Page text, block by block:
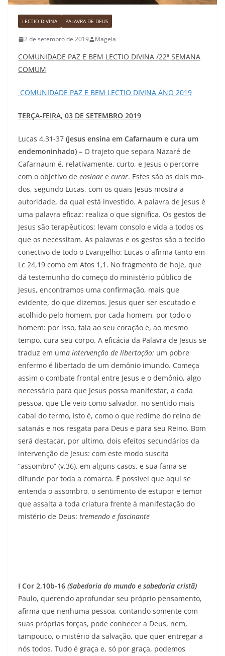
LECTIO DIVINA PALAVRA DE DEUS
2 de setembro de 2019 Magela
COMUNIDADE PAZ E BEM LECTIO DIVINA /22ª SEMANA
COMUM
COMUNIDADE PAZ E BEM LECTIO DIVINA ANO 2019
TERÇA-FEIRA, 03 DE SETEMBRO 2019
Lucas 4,31-37 (Jesus ensina em Cafarnaum e cura um
endemoninhado) – O trajeto que separa Nazaré de
Cafarnaum é, re­lativamente, curto, e Jesus o percorre
com o objetivo de ensinar e curar. Estes são os dois mo­
dos, segundo Lucas, com os quais Jesus mostra a
autoridade, da qual está investido. A palavra de Jesus é
uma palavra eficaz: realiza o que significa. Os gestos de
Jesus são terapêuticos: levam consolo e vida a todos os
que os necessitam. As palavras e os gestos são o tecido
conectivo de todo o Evangelho: Lucas o afirma tanto em
Lc 24,19 como em Atos 1,1. No fragmento de hoje, que
dá tes­temunho do começo do ministério público de
Jesus, encontramos uma confirmação, mais que
evidente, do que dizemos. Jesus quer ser escutado e
acolhido pelo homem, por cada homem, por todo o
homem: por isso, fala ao seu coração e, ao mesmo
tempo, cura seu corpo. A eficácia da Palavra de Jesus se
traduz em uma intervenção de libertação: um pobre
enfermo é libertado de um demônio imundo. Começa
assim o combate frontal entre Jesus e o demônio, algo
necessário para que Jesus possa manifestar, a cada
pessoa, que Ele veio como salvador, no sentido mais
cabal do termo, isto é, como o que redime do reino de
satanás e nos resgata para Deus e para seu Reino. Bom
será destacar, por ultimo, dois efeitos secundários da
intervenção de Jesus: com este modo suscita
“assombro” (v.36), em alguns casos, e sua fama se
difunde por toda a comarca. É possível que aqui se
entenda o assombro, o sentimento de estupor e temor
que assalta a toda criatura frente à manifestação do
mistério de Deus: tremendo e fascinante
I Cor 2,10b-16 (Sabedoria do mundo e sabedoria cristã)
Paulo, querendo aprofundar seu próprio pensamento,
afirma que nenhuma pessoa, contando somente com
suas próprias forças, pode conhecer a Deus, nem,
tampouco, o mistério da salvação, que quer entregar a
nós to­dos. Tudo é graça e, só por graça, podemos